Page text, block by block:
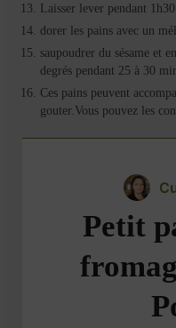
Laisser lever pendant 1h30.
dorer les pains avec un
saupoudrer du sésame et
degrés pendant 25 à 30
Ces pains peuvent
gouter.Vous pouvez les
Petit